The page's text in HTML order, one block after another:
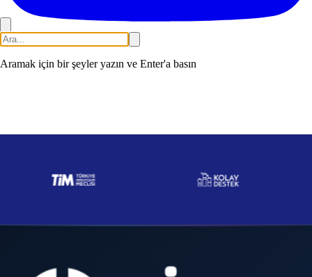
Aramak için bir şeyler yazın ve Enter'a basın